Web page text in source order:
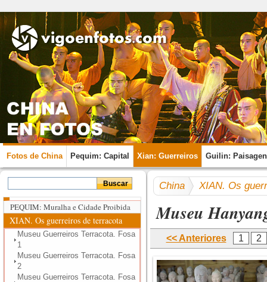
Fotos de China Pequim: Capital Xian: Guerreiros Guilin:
China XIAN. Os
Museu
<< Anteriores 1 2
PEQUIM: Muralha e Cidade Proibida
XIAN. Os guerreiros de terracota
Museu Guerreiros Terracota. Fosa
1
Museu Guerreiros Terracota. Fosa
2
Museu Guerreiros Terracota. Fosa